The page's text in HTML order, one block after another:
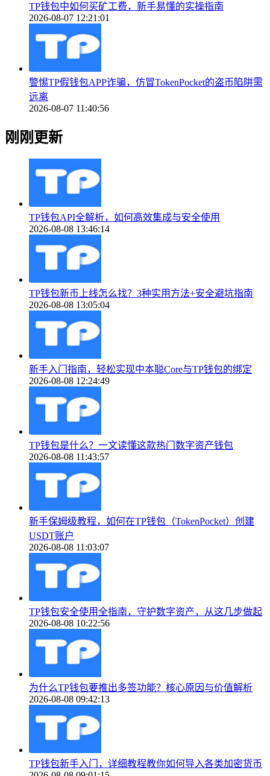
TP钱包中如何买矿工费，新手易懂的实操指南
2026-08-07 12:21:01
警惕TP假钱包APP诈骗，仿冒TokenPocket的盗币陷阱需
远离
2026-08-07 11:40:56
刚刚更新
TP钱包API全解析，如何高效集成与安全使用
2026-08-08 13:46:14
TP钱包新币上线怎么找？3种实用方法+安全避坑指南
2026-08-08 13:05:04
新手入门指南，轻松实现中本聪Core与TP钱包的绑定
2026-08-08 12:24:49
TP钱包是什么？一文读懂这款热门数字资产钱包
2026-08-08 11:43:57
新手保姆级教程，如何在TP钱包（TokenPocket）创建
USDT账户
2026-08-08 11:03:07
TP钱包安全使用全指南，守护数字资产，从这几步做起
2026-08-08 10:22:56
为什么TP钱包要推出多签功能？核心原因与价值解析
2026-08-08 09:42:13
TP钱包新手入门，详细教程教你如何导入各类加密货币